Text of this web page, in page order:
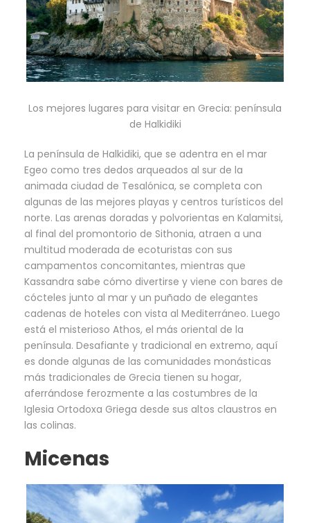
Los mejores lugares para visitar en Grecia: península
de Halkidiki
La península de Halkidiki, que se adentra en el mar
Egeo como tres dedos arqueados al sur de la
animada ciudad de Tesalónica, se completa con
algunas de las mejores playas y centros turísticos del
norte. Las arenas doradas y polvorientas en Kalamitsi,
al final del promontorio de Sithonia, atraen a una
multitud moderada de ecoturistas con sus
campamentos concomitantes, mientras que
Kassandra sabe cómo divertirse y viene con bares de
cócteles junto al mar y un puñado de elegantes
cadenas de hoteles con vista al Mediterráneo. Luego
está el misterioso Athos, el más oriental de la
península. Desafiante y tradicional en extremo, aquí
es donde algunas de las comunidades monásticas
más tradicionales de Grecia tienen su hogar,
aferrándose ferozmente a las costumbres de la
Iglesia Ortodoxa Griega desde sus altos claustros en
las colinas.
Micenas